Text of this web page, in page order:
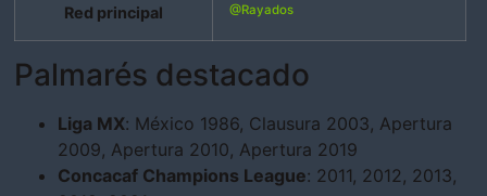
Red principal @Rayados
Palmarés destacado
Liga MX: México 1986, Clausura 2003, Apertura
2009, Apertura 2010, Apertura 2019
Concacaf Champions League: 2011, 2012, 2013,